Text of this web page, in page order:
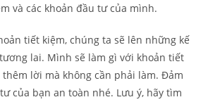
và các khoản đầu tư của mình.
tiết kiệm, chúng ta sẽ lên những kế
lai. Mình sẽ làm gì với khoản tiết
lời mà không cần phải làm. Đảm
của bạn an toàn nhé. Lưu ý, hãy tìm